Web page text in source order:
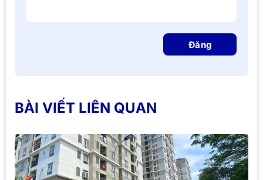
Đăng
BÀI VIẾT LIÊN QUAN